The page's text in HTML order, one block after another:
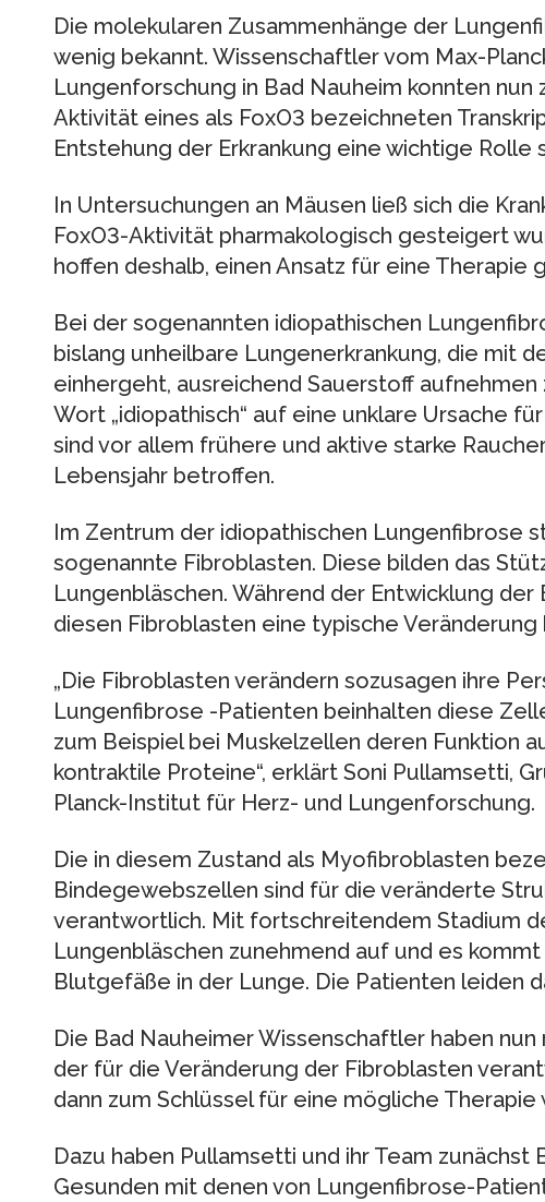
Die molekularen Zusammenhänge der
wenig bekannt. Wissenschaftler vom Max-
Lungenforschung in Bad Nauheim konnten nun
Aktivität eines als FoxO3 bezeichneten
Entstehung der Erkrankung eine wichtige Rolle
In Untersuchungen an Mäusen ließ sich die
FoxO3-Aktivität pharmakologisch gesteigert
hoffen deshalb, einen Ansatz für eine Therapie
Bei der sogenannten idiopathischen
bislang unheilbare Lungenerkrankung, die mit
einhergeht, ausreichend Sauerstoff aufnehmen
Wort „idiopathisch“ auf eine unklare Ursache
sind vor allem frühere und aktive starke
Lebensjahr betroffen.
Im Zentrum der idiopathischen Lungenfibrose
sogenannte Fibroblasten. Diese bilden das
Lungenbläschen. Während der Entwicklung der
diesen Fibroblasten eine typische
„Die Fibroblasten verändern sozusagen ihre
Lungenfibrose -Patienten beinhalten diese
zum Beispiel bei Muskelzellen deren Funktion
kontraktile Proteine“, erklärt Soni Pullamsetti,
Planck-Institut für Herz- und Lungenforschung.
Die in diesem Zustand als Myofibroblasten
Bindegewebszellen sind für die veränderte
verantwortlich. Mit fortschreitendem Stadium
Lungenbläschen zunehmend auf und es
Blutgefäße in der Lunge. Die Patienten leiden
Die Bad Nauheimer Wissenschaftler haben
der für die Veränderung der Fibroblasten
dann zum Schlüssel für eine mögliche Therapie
Dazu haben Pullamsetti und ihr Team
Gesunden mit denen von Lungenfibrose-